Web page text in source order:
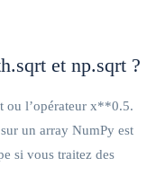
et np.sqrt ?
ou l’opérateur x**0.5.
un array NumPy est
si vous traitez des